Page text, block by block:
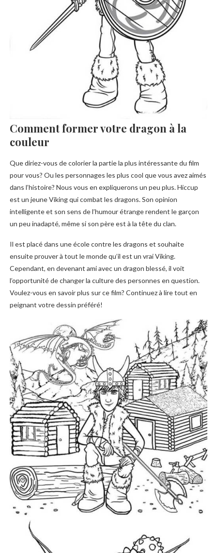
Comment former votre dragon à la
couleur
Que diriez-vous de colorier la partie la plus intéressante du film
pour vous? Ou les personnages les plus cool que vous avez aimés
dans l’histoire? Nous vous en expliquerons un peu plus. Hiccup
est un jeune Viking qui combat les dragons. Son opinion
intelligente et son sens de l’humour étrange rendent le garçon
un peu inadapté, même si son père est à la tête du clan.
Il est placé dans une école contre les dragons et souhaite
ensuite prouver à tout le monde qu’il est un vrai Viking.
Cependant, en devenant ami avec un dragon blessé, il voit
l’opportunité de changer la culture des personnes en question.
Voulez-vous en savoir plus sur ce film? Continuez à lire tout en
peignant votre dessin préféré!